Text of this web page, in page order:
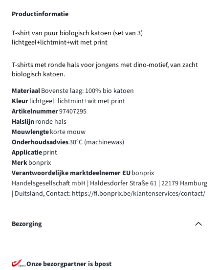
Productinformatie
T-shirt van puur biologisch katoen (set van 3)
lichtgeel+lichtmint+wit met print
T-shirts met ronde hals voor jongens met dino-motief, van zacht
biologisch katoen.
MateriaalBovenste laag: 100% bio katoen
Kleurlichtgeel+lichtmint+wit met print
Artikelnummer97407295
Halslijnronde hals
Mouwlengtekorte mouw
Onderhoudsadvies30°C (machinewas)
Applicatieprint
Merkbonprix
Verantwoordelijke marktdeelnemer EUbonprix
Handelsgesellschaft mbH | Haldesdorfer Straße 61 | 22179 Hamburg
| Duitsland, Contact: https://fl.bonprix.be/klantenservices/contact/
Bezorging
Onze bezorgpartner is bpost